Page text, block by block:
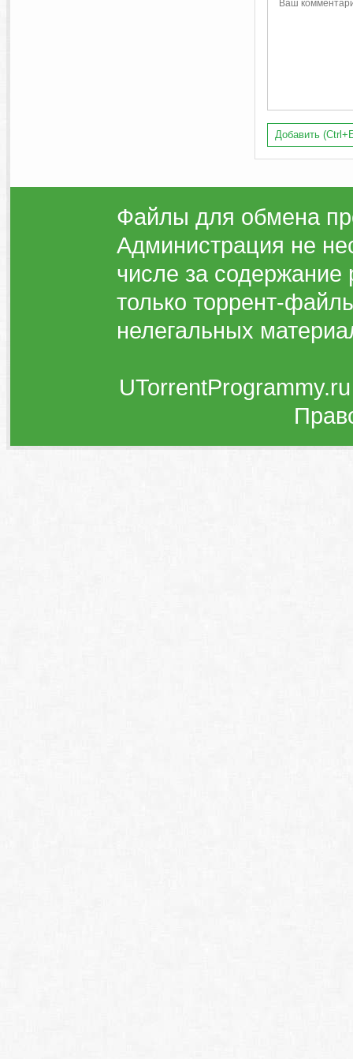
Добавить
Файлы для обмена
Администрация не
числе за
только торрент-
нелегальных
UTorrentProgrammy.ru